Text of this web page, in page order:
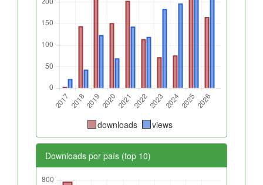
downloads views
Downloads por país (top 10)